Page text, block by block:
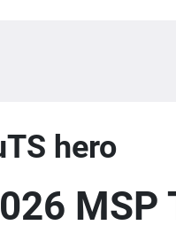
hero
MSP